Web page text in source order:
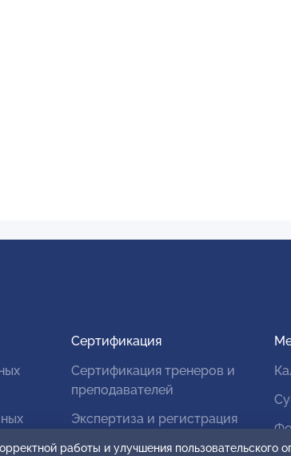
Сертификация
Сертификация тренеров и
преподавателей
Экспертиза и регистрация
работы и улучшения